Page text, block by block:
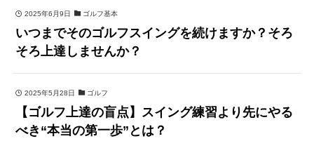
2025年6月9日 ゴルフ基本
いつまでそのゴルフスイングを続けますか？そろ
そろ上達しませんか？
2025年5月28日 ゴルフ
【ゴルフ上達の盲点】スイング練習より先にやる
べき“本当の第一歩”とは？